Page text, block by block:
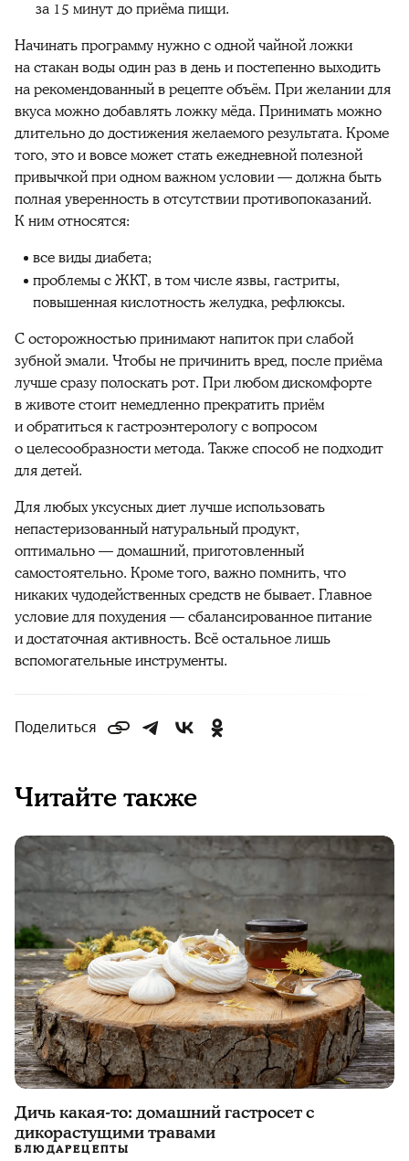
за 15 минут до приёма пищи.
Начинать программу нужно с одной чайной ложки
на стакан воды один раз в день и постепенно выходить
на рекомендованный в рецепте объём. При желании для
вкуса можно добавлять ложку мёда. Принимать можно
длительно до достижения желаемого результата. Кроме
того, это и вовсе может стать ежедневной полезной
привычкой при одном важном условии — должна быть
полная уверенность в отсутствии противопоказаний.
К ним относятся:
все виды диабета;
проблемы с ЖКТ, в том числе язвы, гастриты,
повышенная кислотность желудка, рефлюксы.
С осторожностью принимают напиток при слабой
зубной эмали. Чтобы не причинить вред, после приёма
лучше сразу полоскать рот. При любом дискомфорте
в животе стоит немедленно прекратить приём
и обратиться к гастроэнтерологу с вопросом
о целесообразности метода. Также способ не подходит
для детей.
Для любых уксусных диет лучше использовать
непастеризованный натуральный продукт,
оптимально — домашний, приготовленный
самостоятельно. Кроме того, важно помнить, что
никаких чудодейственных средств не бывает. Главное
условие для похудения — сбалансированное питание
и достаточная активность. Всё остальное лишь
вспомогательные инструменты.
Поделиться
Читайте также
Дичь какая-то: домашний гастросет с
дикорастущими травами
БЛЮДАРЕЦЕПТЫ